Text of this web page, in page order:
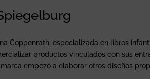
Coppenrath, especializada en libros
productos vinculados con sus
empezó a elaborar otros diseños